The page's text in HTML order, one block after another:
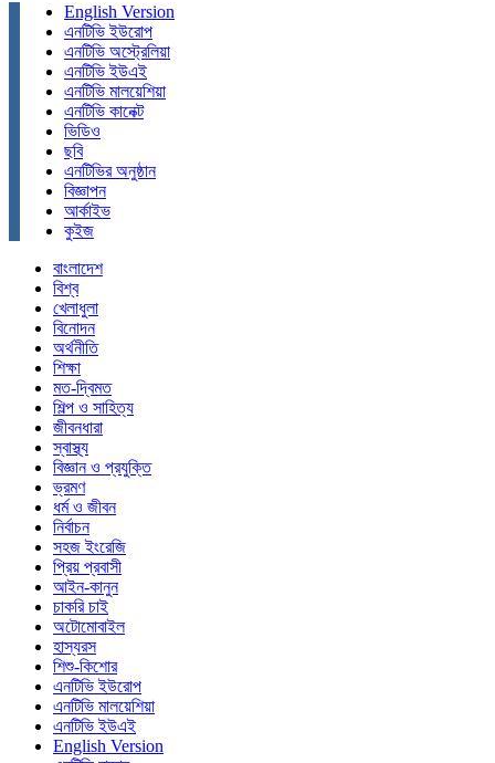
English Version
এনটিভি ইউরোপ
এনটিভি অস্ট্রেলিয়া
এনটিভি ইউএই
এনটিভি মালয়েশিয়া
এনটিভি কানেক্ট
ভিডিও
ছবি
এনটিভির অনুষ্ঠান
বিজ্ঞাপন
আর্কাইভ
কুইজ
বাংলাদেশ
বিশ্ব
খেলাধুলা
বিনোদন
অর্থনীতি
শিক্ষা
মত-দ্বিমত
শিল্প ও সাহিত্য
জীবনধারা
স্বাস্থ্য
বিজ্ঞান ও প্রযুক্তি
ভ্রমণ
ধর্ম ও জীবন
নির্বাচন
সহজ ইংরেজি
প্রিয় প্রবাসী
আইন-কানুন
চাকরি চাই
অটোমোবাইল
হাস্যরস
শিশু-কিশোর
এনটিভি ইউরোপ
এনটিভি মালয়েশিয়া
এনটিভি ইউএই
English Version